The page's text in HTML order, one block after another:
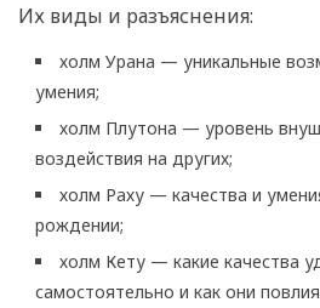
Их виды и разъяснения:
холм Урана — уникальные
умения;
холм Плутона — уровень
воздействия на других;
холм Раху — качества и
рождении;
холм Кету — какие качества
самостоятельно и как они